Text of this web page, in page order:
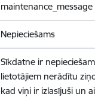
maintenance_message
Nepieciešams
Sīkdatne ir
lietotājiem nerādītu
kad viņi ir izlasījuši un